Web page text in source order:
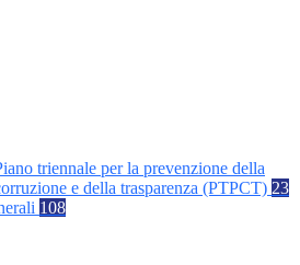
triennale per la prevenzione della
e della trasparenza (PTPCT) 23
108